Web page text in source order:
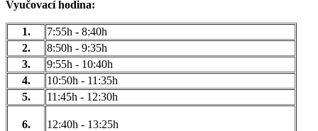
Vyučovací hodina:
1.
7:55h - 8:40h
2.
8:50h - 9:35h
3.
9:55h - 10:40h
4.
10:50h - 11:35h
5.
11:45h - 12:30h
6. 12:40h - 13:25h